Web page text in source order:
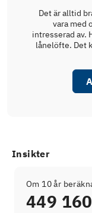
Det är alltid
vara med
intresserad av.
lånelöfte. Det
Insikter
Om 10 år
449